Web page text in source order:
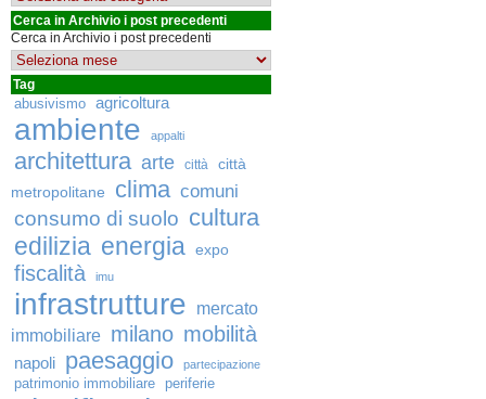
Cerca in Archivio i post precedenti
Cerca in Archivio i post precedenti
Tag
abusivismo agricoltura
ambiente appalti
architettura arte città
città
metropolitane
clima comuni
consumo di suolo cultura
edilizia energia expo
fiscalità imu
infrastrutture
mercato
immobiliare milano mobilità
napoli paesaggio partecipazione
patrimonio immobiliare periferie